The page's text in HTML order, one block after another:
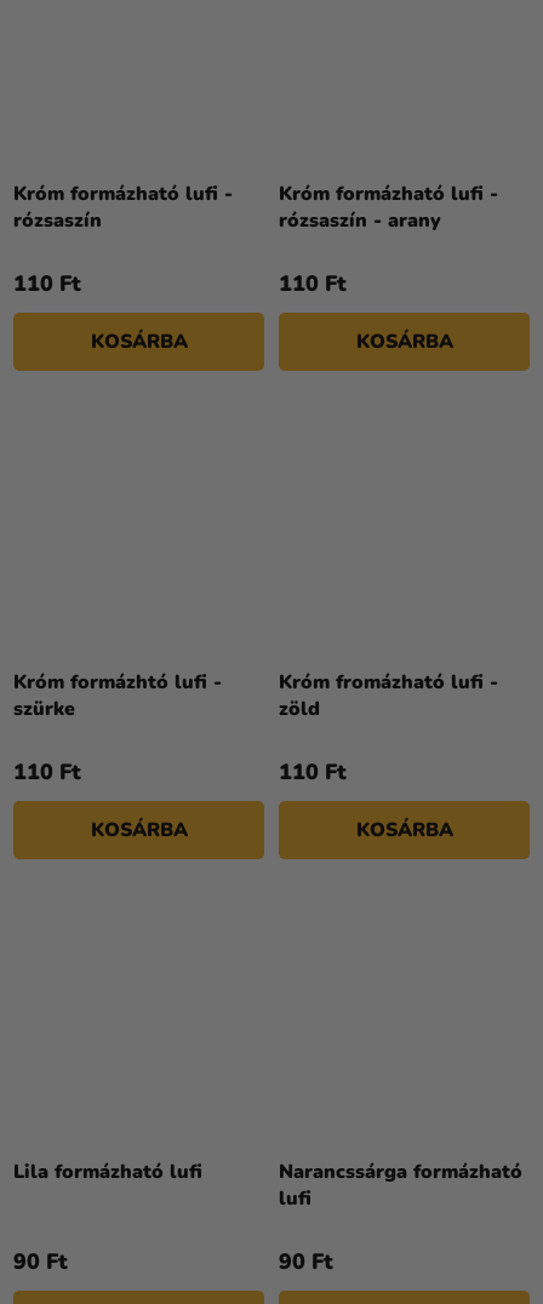
Króm formázható lufi -
rózsaszín
110 Ft
KOSÁRBA
Króm formázható lufi -
rózsaszín - arany
110 Ft
KOSÁRBA
Króm formázhtó lufi -
szürke
110 Ft
KOSÁRBA
Króm fromázható lufi -
zöld
110 Ft
KOSÁRBA
Lila formázható lufi
90 Ft
Narancssárga formázható
lufi
90 Ft